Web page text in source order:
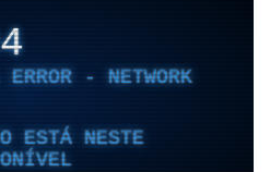
- NETWORK
ESTÁ NESTE